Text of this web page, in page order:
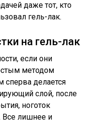
даже тот, кто
гель-лак.
на гель-лак
если они
методом
сперва делается
слой, после
ноготок
Все лишнее и